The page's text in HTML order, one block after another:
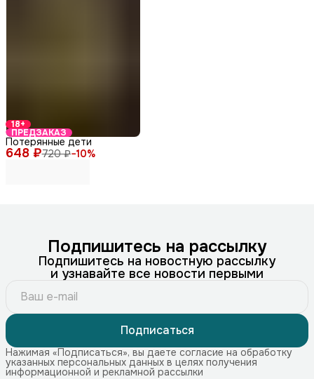
18+
ПРЕДЗАКАЗ
648 ₽720 ₽−10%
Потерянные дети
Подпишитесь на рассылку
Подпишитесь на новостную рассылку
и узнавайте все новости первыми
Подписаться
Нажимая «Подписаться», вы даете согласие на обработку
указанных персональных данных в целях получения
информационной и рекламной рассылки